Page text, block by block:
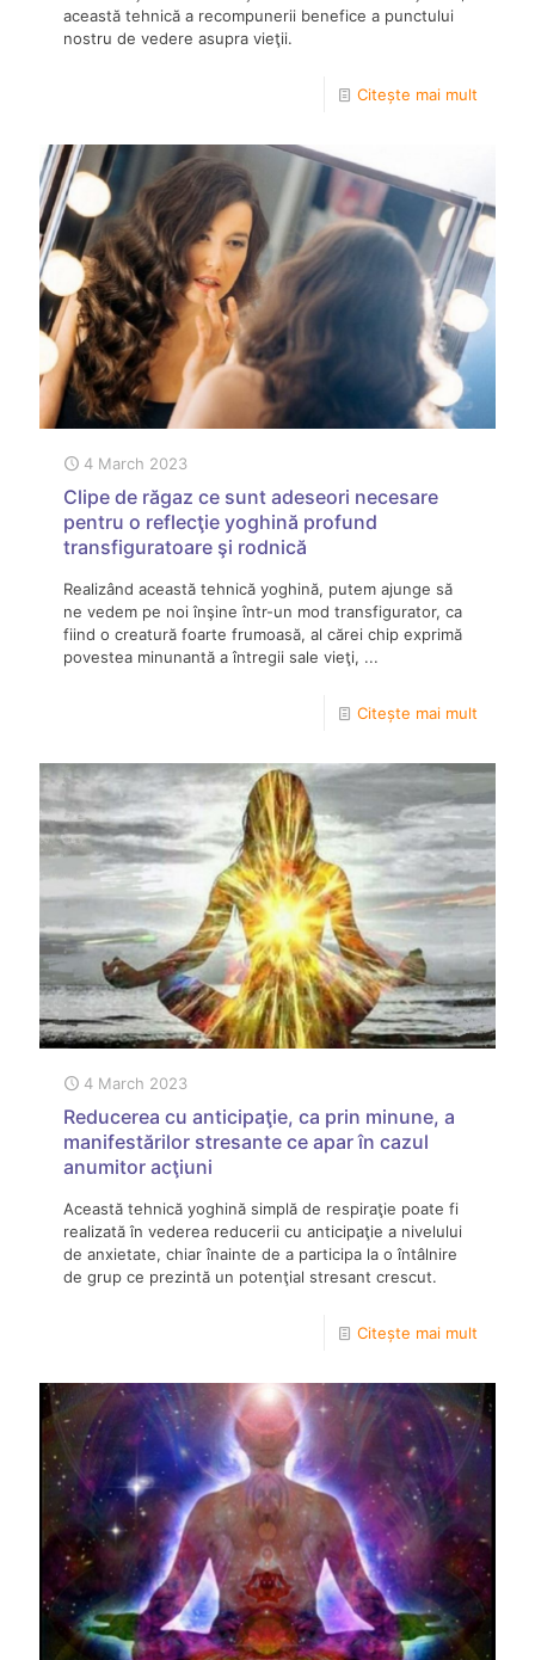
această tehnică a recompunerii benefice a punctului
nostru de vedere asupra vieţii.
Citește mai mult
4 March 2023
Clipe de răgaz ce sunt adeseori necesare
pentru o reflecţie yoghină profund
transfiguratoare şi rodnică
Realizând această tehnică yoghină, putem ajunge să
ne vedem pe noi înşine într-un mod transfigurator, ca
fiind o creatură foarte frumoasă, al cărei chip exprimă
povestea minunantă a întregii sale vieţi, ...
Citește mai mult
4 March 2023
Reducerea cu anticipaţie, ca prin minune, a
manifestărilor stresante ce apar în cazul
anumitor acţiuni
Această tehnică yoghină simplă de respiraţie poate fi
realizată în vederea reducerii cu anticipaţie a nivelului
de anxietate, chiar înainte de a participa la o întâlnire
de grup ce prezintă un potenţial stresant crescut.
Citește mai mult